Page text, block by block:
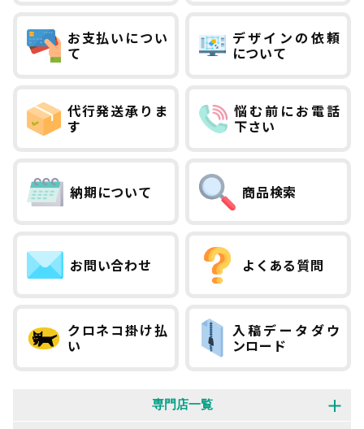
お支払いについ
て
デザインの依頼
について
代行発送承りま
す
悩む前にお電話
下さい
納期について 商品検索
お問い合わせ よくある質問
クロネコ掛け払
い
入稿データダウ
ンロード
専門店一覧